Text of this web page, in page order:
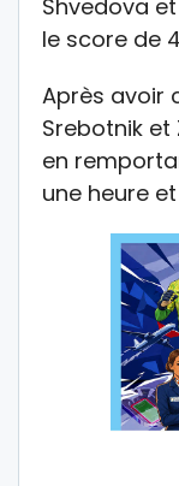
Shvedova
le score de
Après avoir
Srebotnik
en
une heure